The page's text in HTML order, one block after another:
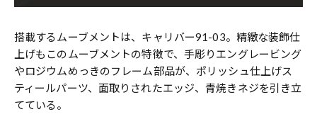
搭載するムーブメントは、キャリバー91-03。精緻な装飾仕
上げもこのムーブメントの特徴で、手彫りエングレービング
やロジウムめっきのフレーム部品が、ポリッシュ仕上げス
ティールパーツ、面取りされたエッジ、青焼きネジを引き立
てている。